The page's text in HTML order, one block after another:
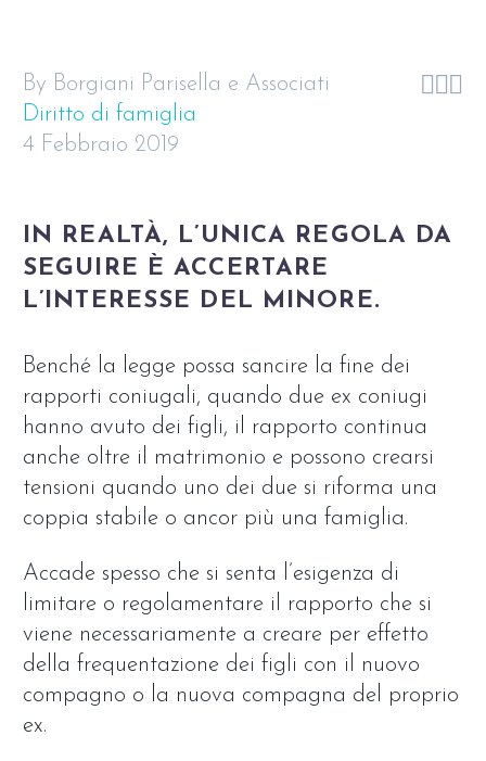

By Borgiani Parisella e Associati
Diritto di famiglia
4 Febbraio 2019
IN REALTÀ, L’UNICA REGOLA DA
SEGUIRE È ACCERTARE
L’INTERESSE DEL MINORE.
Benché la legge possa sancire la fine dei
rapporti coniugali, quando due ex coniugi
hanno avuto dei figli, il rapporto continua
anche oltre il matrimonio e possono crearsi
tensioni quando uno dei due si riforma una
coppia stabile o ancor più una famiglia.
Accade spesso che si senta l’esigenza di
limitare o regolamentare il rapporto che si
viene necessariamente a creare per effetto
della frequentazione dei figli con il nuovo
compagno o la nuova compagna del proprio
ex.